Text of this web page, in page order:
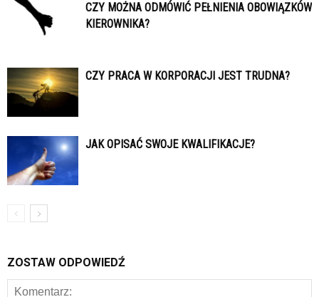
CZY MOŻNA ODMÓWIĆ PEŁNIENIA OBOWIĄZKÓW
KIEROWNIKA?
CZY PRACA W KORPORACJI JEST TRUDNA?
JAK OPISAĆ SWOJE KWALIFIKACJE?
ZOSTAW ODPOWIEDŹ